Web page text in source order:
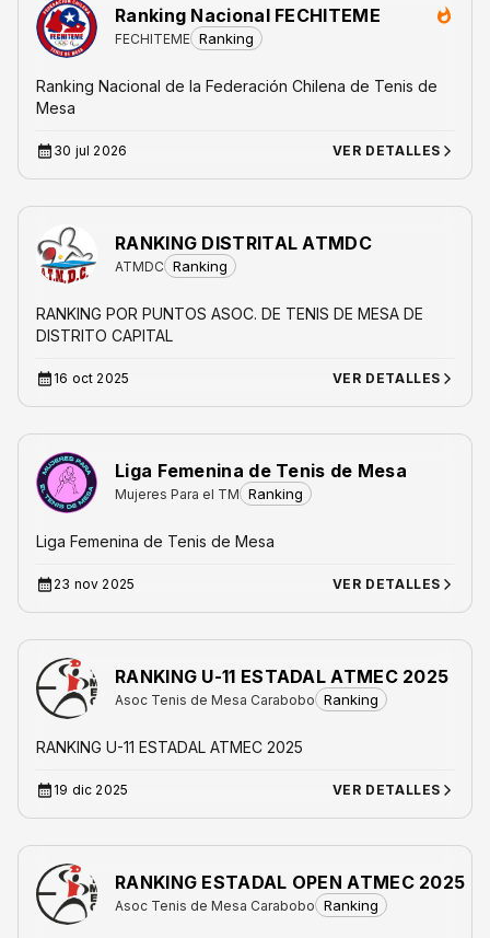
Ranking Nacional FECHITEME
FECHITEME Ranking
Ranking Nacional de la Federación Chilena de Tenis de
Mesa
30 jul 2026 VER DETALLES
RANKING DISTRITAL ATMDC
ATMDC Ranking
RANKING POR PUNTOS ASOC. DE TENIS DE MESA DE
DISTRITO CAPITAL
16 oct 2025 VER DETALLES
Liga Femenina de Tenis de Mesa
Mujeres Para el TM Ranking
Liga Femenina de Tenis de Mesa
23 nov 2025 VER DETALLES
RANKING U-11 ESTADAL ATMEC 2025
Asoc Tenis de Mesa Carabobo Ranking
RANKING U-11 ESTADAL ATMEC 2025
19 dic 2025 VER DETALLES
RANKING ESTADAL OPEN ATMEC 2025
Asoc Tenis de Mesa Carabobo Ranking